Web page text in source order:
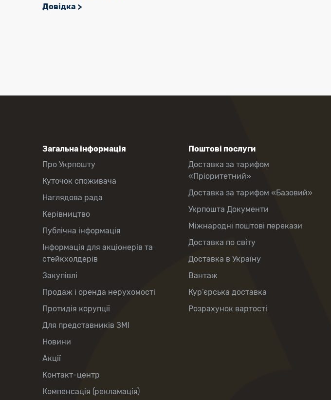
Довідка
Загальна інформація
Про Укрпошту
Куточок споживача
Наглядова рада
Керівництво
Публічна інформація
Інформація для акціонерів та
стейкхолдерів
Закупівлі
Продаж і оренда нерухомості
Протидія корупції
Для представників ЗМІ
Новини
Акції
Контакт-центр
Компенсація (рекламація)
Поштові послуги
Доставка за тарифом
«Пріоритетний»
Доставка за тарифом «Базовий»
Укрпошта Документи
Міжнародні поштові перекази
Доставка по світу
Доставка в Україну
Вантаж
Кур’єрська доставка
Розрахунок вартості